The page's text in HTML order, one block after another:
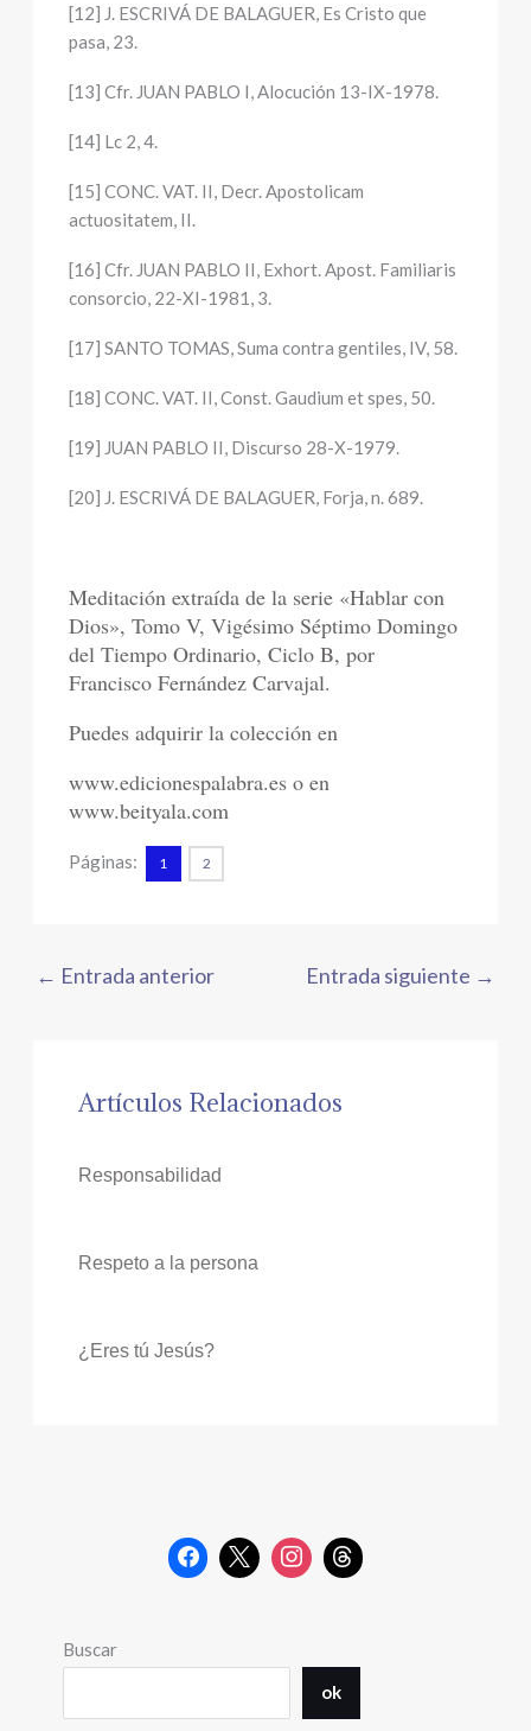
[12] J. ESCRIVÁ DE BALAGUER, Es Cristo que
pasa, 23.
[13] Cfr. JUAN PABLO I, Alocución 13-IX-1978.
[14] Lc 2, 4.
[15] CONC. VAT. II, Decr. Apostolicam
actuositatem, II.
[16] Cfr. JUAN PABLO II, Exhort. Apost. Familiaris
consorcio, 22-XI-1981, 3.
[17] SANTO TOMAS, Suma contra gentiles, IV, 58.
[18] CONC. VAT. II, Const. Gaudium et spes, 50.
[19] JUAN PABLO II, Discurso 28-X-1979.
[20] J. ESCRIVÁ DE BALAGUER, Forja, n. 689.
Meditación extraída de la serie «Hablar con
Dios», Tomo V, Vigésimo Séptimo Domingo
del Tiempo Ordinario, Ciclo B, por
Francisco Fernández Carvajal.
Puedes adquirir la colección en
www.edicionespalabra.es o en
www.beityala.com
Páginas: 1 2
← Entrada anterior Entrada siguiente →
Artículos Relacionados
Responsabilidad
Respeto a la persona
¿Eres tú Jesús?
Buscar
ok